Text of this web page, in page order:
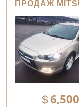
ПРОДАЖ
6,500